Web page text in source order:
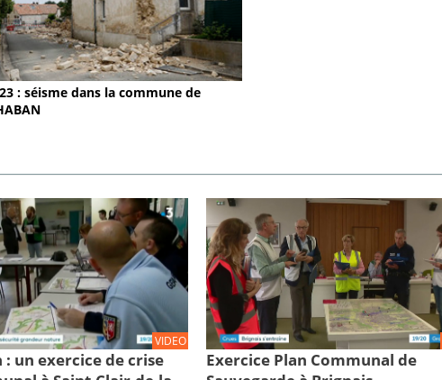
: séisme dans la commune de
VIDEO
un exercice de crise
Exercice Plan Communal de